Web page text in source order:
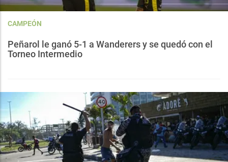
CAMPEÓN
Peñarol le ganó 5-1 a Wanderers y se quedó con el
Torneo Intermedio